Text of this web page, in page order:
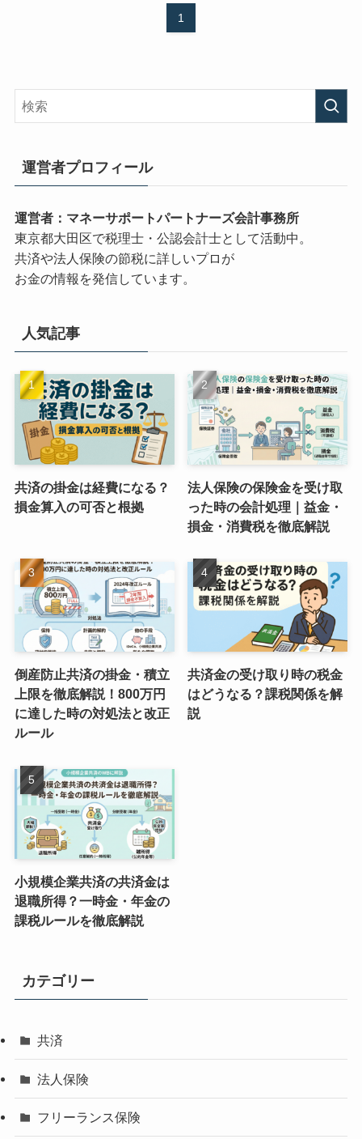
1
運営者プロフィール
運営者：マネーサポートパートナーズ会計事務所
東京都大田区で税理士・公認会計士として活動中。
共済や法人保険の節税に詳しいプロが
お金の情報を発信しています。
人気記事
共済の掛金は経費になる？
損金算入の可否と根拠
法人保険の保険金を受け取
った時の会計処理｜益金・
損金・消費税を徹底解説
倒産防止共済の掛金・積立
上限を徹底解説！800万円
に達した時の対処法と改正
ルール
共済金の受け取り時の税金
はどうなる？課税関係を解
説
小規模企業共済の共済金は
退職所得？一時金・年金の
課税ルールを徹底解説
カテゴリー
共済
法人保険
フリーランス保険